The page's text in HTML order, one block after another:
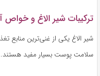
ترکیبات شیر الاغ و
شیر الاغ یکی از غنی‌ترین منابع
سلامت پوست بسیار مفید هستند.